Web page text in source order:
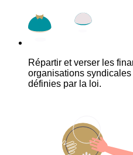
Répartir et verser les
organisations
définies par la loi.